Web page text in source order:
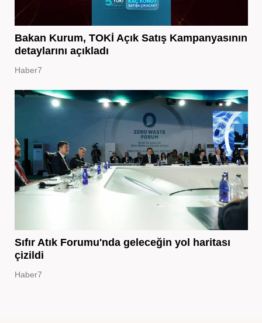
Bakan Kurum, TOKİ Açık Satış Kampanyasının
detaylarını açıkladı
Haber7
Sıfır Atık Forumu'nda geleceğin yol haritası
çizildi
Haber7